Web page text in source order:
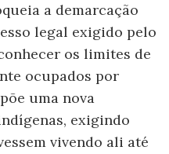
a demarcação
legal exigido pelo
os limites de
ocupados por
uma nova
exigindo
vivendo ali até